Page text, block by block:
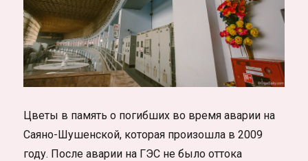
Цветы в память о погибших во время аварии на
Саяно-Шушенской, которая произошла в 2009
году. После аварии на ГЭС не было оттока